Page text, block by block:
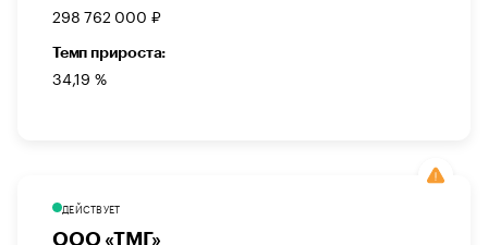
298 762 000 ₽
Темп прироста:
34,19 %
ДЕЙСТВУЕТ
ООО «ТМГ»